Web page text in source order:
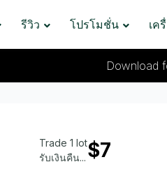
รีวิว โปรโมชั่น เค
Download
Trade 1 lot
รับเงินคืน...$7